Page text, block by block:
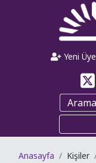
Yeni Üye
Anasayfa Kişiler